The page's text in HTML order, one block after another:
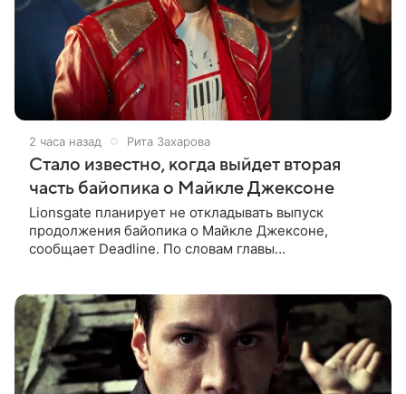
2 часа назад Рита Захарова
Стало известно, когда выйдет вторая
часть байопика о Майкле Джексоне
Lionsgate планирует не откладывать выпуск
продолжения байопика о Майкле Джексоне,
сообщает Deadline. По словам главы
конце